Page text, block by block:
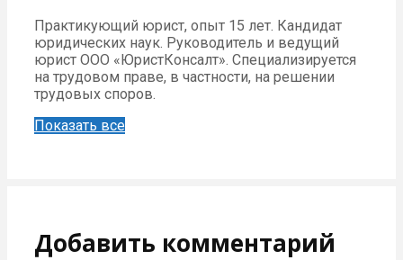
Практикующий юрист, опыт 15 лет. Кандидат
юридических наук. Руководитель и ведущий
юрист ООО «ЮристКонсалт». Специализируется
на трудовом праве, в частности, на решении
трудовых споров.
Показать все
Добавить комментарий